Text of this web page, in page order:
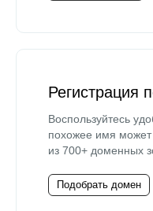
Регистрация
Воспользуйтесь
похожее имя
из 700+ доменных
Подобрать домен